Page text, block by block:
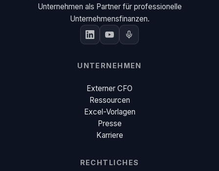
Unternehmen als Partner für professionelle
Unternehmensfinanzen.
UNTERNEHMEN
Externer CFO
Ressourcen
Excel-Vorlagen
Presse
Karriere
RECHTLICHES